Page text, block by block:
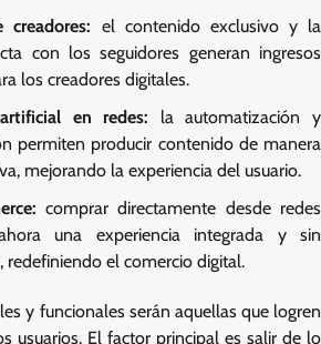
creadores: el contenido exclusivo y la
con los seguidores generan ingresos
los creadores digitales.
en redes: la automatización y
permiten producir contenido de manera
mejorando la experiencia del usuario.
comprar directamente desde redes
una experiencia integrada y sin
redefiniendo el comercio digital.
y funcionales serán aquellas que logren
usuarios. El factor principal es salir de lo